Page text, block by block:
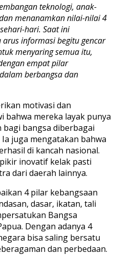
teknologi, anak-
menanamkan nilai-nilai 4
hari. Saat ini
informasi begitu gencar
menyaring semua itu,
empat pilar
berbangsa dan
motivasi dan
bahwa mereka layak punya
bangsa diberbagai
juga mengatakan bahwa
di kancah nasional.
inovatif kelak pasti
dari daerah lainnya.
4 pilar kebangsaan
dasar, ikatan, tali
Bangsa
Dengan adanya 4
bisa saling bersatu
dan perbedaan.